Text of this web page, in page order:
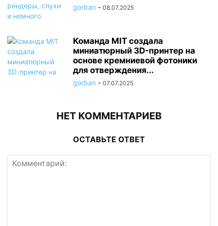
gorban - 08.07.2025
Команда MIT создала
миниатюрный 3D-принтер на
основе кремниевой фотоники
для отверждения...
gorban - 07.07.2025
НЕТ КОММЕНТАРИЕВ
ОСТАВЬТЕ ОТВЕТ